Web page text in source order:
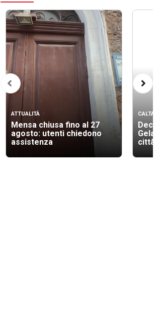
ATTUALITÀ
Mensa chiusa fino al 27
agosto: utenti chiedono
assistenza
Gela:
città”